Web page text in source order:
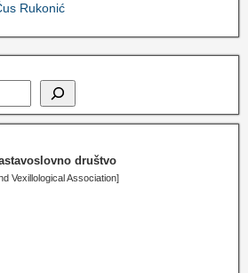
Rukonić
društvo
Vexillological Association]